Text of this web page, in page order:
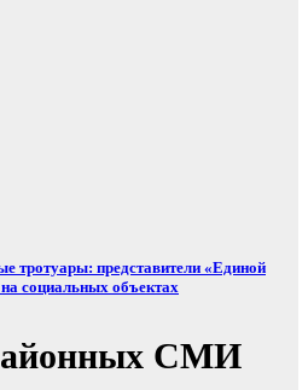
тротуары: представители «Единой
социальных объектах